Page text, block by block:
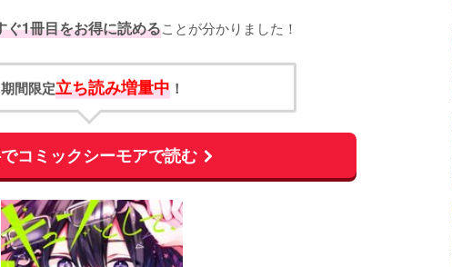
ぐ1冊目をお得に読めることが分かりました！
期間限定立ち読み増量中！
コミックシーモアで読む